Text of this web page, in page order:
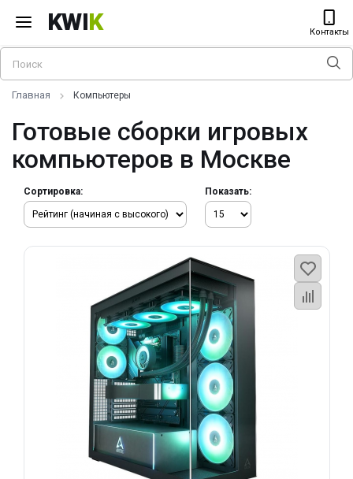
KWIK Контакты
Главная Компьютеры
Готовые сборки игровых
компьютеров в Москве
Сортировка: Показать: